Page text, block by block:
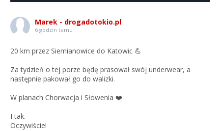
Marek - drogadotokio.pl
6 godzin temu
20 km przez Siemianowice do Katowic 💪
Za tydzień o tej porze będę prasował swój underwear, a
następnie pakował go do walizki.
W planach Chorwacja i Słowenia ❤️
I tak.
Oczywiście!